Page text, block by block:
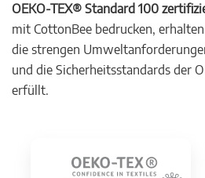
OEKO-TEX® Standard 100
mit CottonBee bedrucken,
die strengen
und die Sicherheitsstandards der
erfüllt.